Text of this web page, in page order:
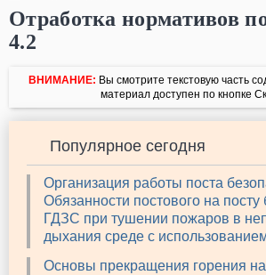
Отработка нормативов
4.2
ВНИМАНИЕ: Вы смотрите текстовую часть
материал доступен по кнопке
Популярное сегодня
Организация работы поста
Обязанности постового на посту
ГДЗС при тушении пожаров в
дыхания среде с
Основы прекращения горения